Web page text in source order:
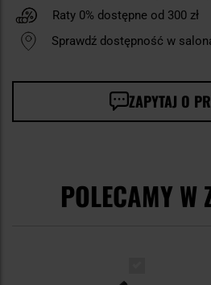
Raty 0% dostępne od 300 zł
Sprawdź dostępność w
ZAPYTAJ O
POLECAMY W